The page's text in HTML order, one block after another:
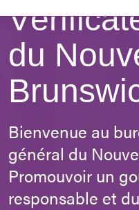
du
Bienvenue au
général du
Promouvoir un
responsable et